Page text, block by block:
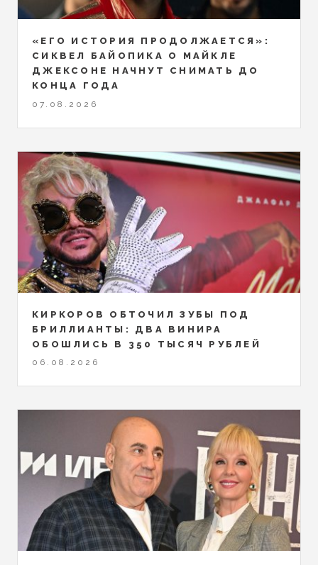
«ЕГО ИСТОРИЯ ПРОДОЛЖАЕТСЯ»:
СИКВЕЛ БАЙОПИКА О МАЙКЛЕ
ДЖЕКСОНЕ НАЧНУТ СНИМАТЬ ДО
КОНЦА ГОДА
07.08.2026
КИРКОРОВ ОБТОЧИЛ ЗУБЫ ПОД
БРИЛЛИАНТЫ: ДВА ВИНИРА
ОБОШЛИСЬ В 350 ТЫСЯЧ РУБЛЕЙ
06.08.2026